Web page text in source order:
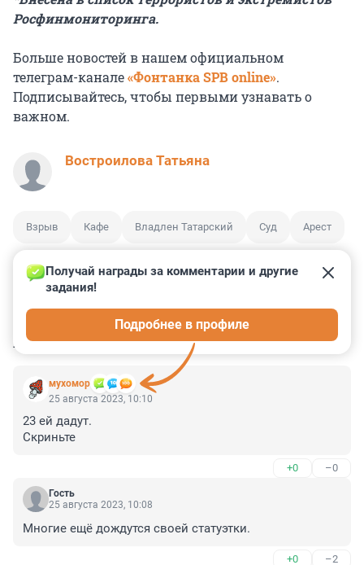
Росфинмониторинга.
Больше новостей в нашем официальном
телеграм-канале«Фонтанка SPB online».
Подписывайтесь, чтобы первыми узнавать о
важном.
Востроилова Татьяна
Взрыв Кафе Владлен Татарский Суд Арест
КОММЕНТАРИИ 10
мухомор
Получай награды за комментарии и другие
задания!
Подробнее в профиле
25 августа 2023, 10:10
23 ей дадут.
Скриньте
+0 –0
Гость
25 августа 2023, 10:08
Многие ещё дождутся своей статуэтки.
+0 –2